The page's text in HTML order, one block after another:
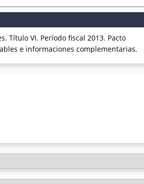
Título VI. Período fiscal 2013. Pacto
e informaciones complementarias.